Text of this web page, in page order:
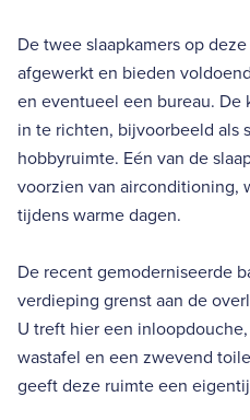
De twee slaapkamers op
afgewerkt en bieden
en eventueel een bureau.
in te richten, bijvoorbeeld als
hobbyruimte. Eén van de
voorzien van airconditioning,
tijdens warme dagen.
De recent gemoderniseerde
verdieping grenst aan de
U treft hier een
wastafel en een zwevend
geeft deze ruimte een